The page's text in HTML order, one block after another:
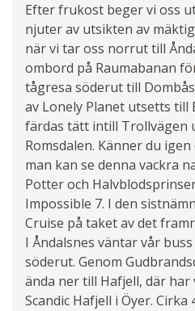
Efter frukost beger vi oss
njuter av utsikten av
när vi tar oss norrut till
ombord på Raumabanan
tågresa söderut till
av Lonely Planet utsetts till
färdas tätt intill Trollvägen
Romsdalen. Känner du
man kan se denna vackra
Potter och
Impossible 7. I den
Cruise på taket av det
I Åndalsnes väntar vår
söderut. Genom
ända ner till Hafjell, där har
Scandic Hafjell i Öyer. Cirka